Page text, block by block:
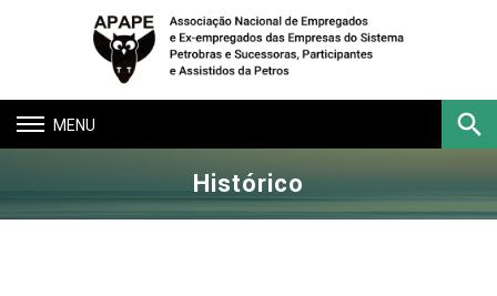
Toggle
navigation
Histórico